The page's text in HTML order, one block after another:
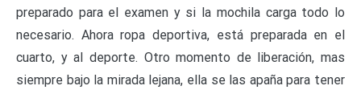
preparado para el examen y si la mochila carga todo lo
necesario. Ahora ropa deportiva, está preparada en el
cuarto, y al deporte. Otro momento de liberación, mas
siempre bajo la mirada lejana, ella se las apaña para tener